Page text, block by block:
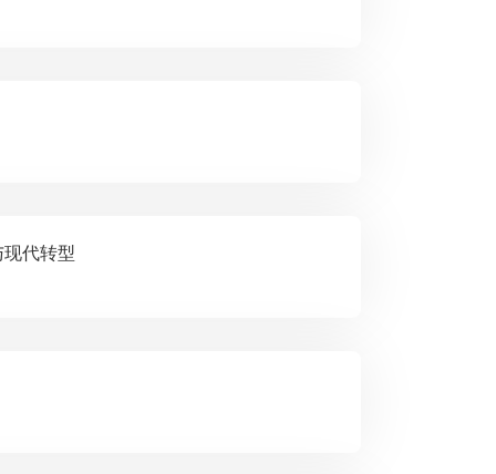
鉴与现代转型